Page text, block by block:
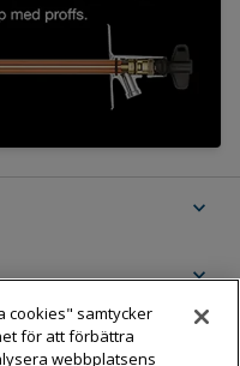
expand_more
expand_more
cookies" samtycker
för att förbättra
webbplatsens